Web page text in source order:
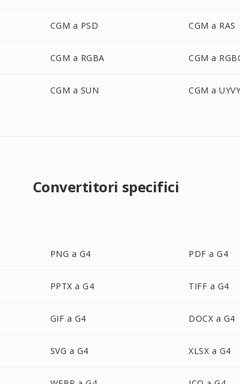
CGM a PSD CGM a RAS
CGM a RGBA CGM a
CGM a SUN CGM a UYVY
Convertitori specifici
PNG a G4 PDF a G4
PPTX a G4 TIFF a G4
GIF a G4 DOCX a G4
SVG a G4 XLSX a G4